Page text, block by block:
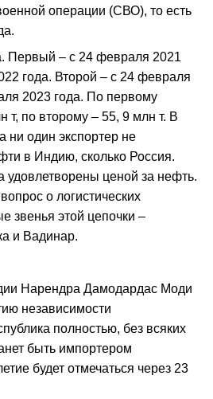
операции (СВО), то есть
Первый – с 24 февраля 2021
года. Второй – с 24 февраля
2023 года. По первому
т, по второму – 55, 9 млн т. В
ни один экспортер не
в Индию, сколько Россия.
ценой за нефть.
о логистических
звенья этой цепочки –
и Вадинар.
Нарендра Дамодардас Моди
независимости
полностью, без всяких
быть импортером
будет отмечаться через 23